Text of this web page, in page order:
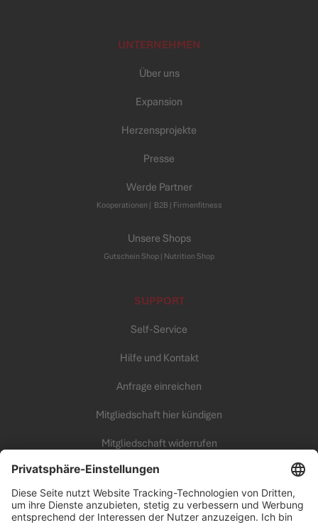
UNTERNEHMEN
Über uns
Expansion
Herzensprojekte
Presse
Werde Partner
Kooperationen | B2B | Firmenfitness
Unsere Shops
Gutschein Shop | Nutrition Shop
SUPPORT
Self-Service
Hilfe und Kontakt
Anfrage einreichen
Mitgliedschaft hier kündigen
Mitgliedschaft widerrufen
KARRIERE
Unsere Arbeitswelt
all inclusive Fitness Campus